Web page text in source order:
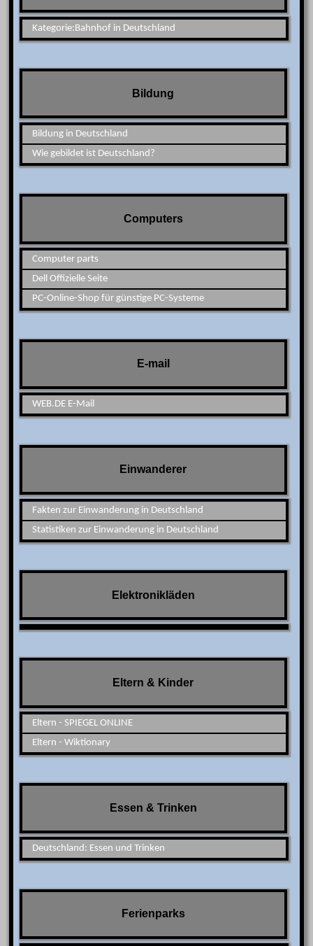
Kategorie:Bahnhof in Deutschland
Bildung
Bildung in Deutschland
Wie gebildet ist Deutschland?
Computers
Computer parts
Dell Offizielle Seite
PC-Online-Shop für günstige PC-Systeme
E-mail
WEB.DE E-Mail
Einwanderer
Fakten zur Einwanderung in Deutschland
Statistiken zur Einwanderung in Deutschland
Elektronikläden
Eltern & Kinder
Eltern - SPIEGEL ONLINE
Eltern - Wiktionary
Essen & Trinken
Deutschland: Essen und Trinken
Ferienparks